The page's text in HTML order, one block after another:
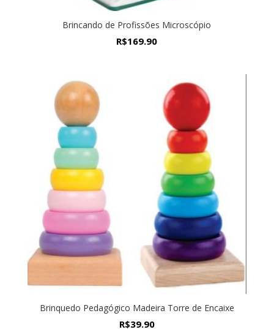
Brincando de Profissões Microscópio
R$169.90
Brinquedo Pedagógico Madeira Torre de Encaixe
R$39.90